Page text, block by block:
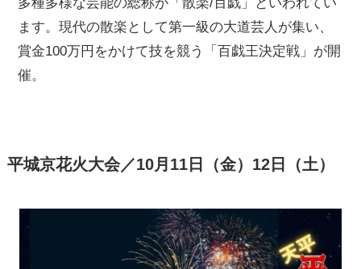
ます。現代の散楽として第一級の大道芸人が集い、
賞金100万円をかけて技を競う「百戯王決定戦」が開
催。
平城京花火大会／10月11日（金）12日（土）